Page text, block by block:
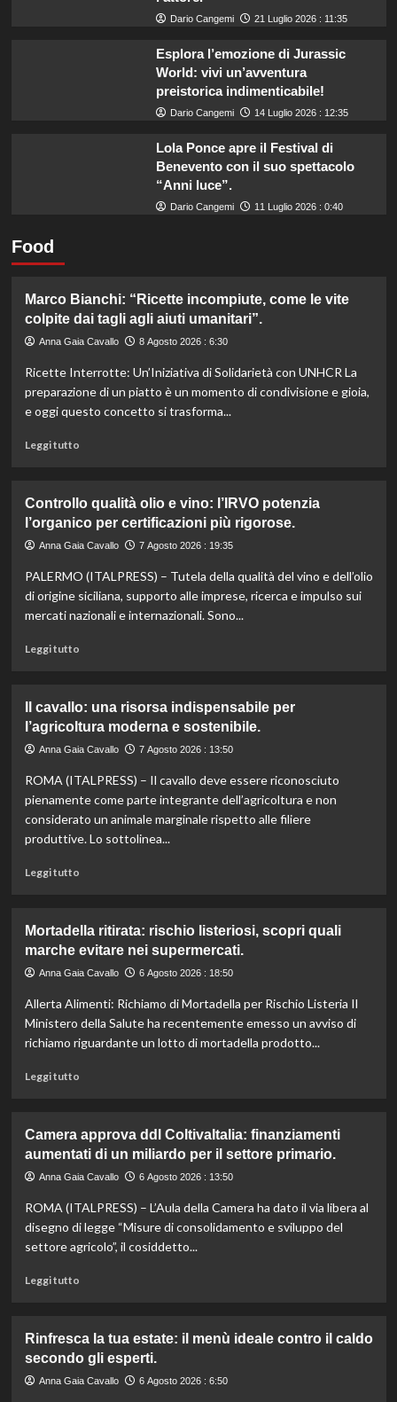
Dario Cangemi 21 Luglio 2026 : 11:35
Esplora l’emozione di Jurassic
World: vivi un’avventura
preistorica indimenticabile!
Dario Cangemi 14 Luglio 2026 : 12:35
Lola Ponce apre il Festival di
Benevento con il suo spettacolo
“Anni luce”.
Dario Cangemi 11 Luglio 2026 : 0:40
Food
Marco Bianchi: “Ricette incompiute, come le vite
colpite dai tagli agli aiuti umanitari”.
Anna Gaia Cavallo 8 Agosto 2026 : 6:30
Ricette Interrotte: Un’Iniziativa di Solidarietà con UNHCR La
preparazione di un piatto è un momento di condivisione e gioia,
e oggi questo concetto si trasforma...
Leggi tuttoLeggi
Marco
Bianchi:
“Ricette
come
le
vite
umanitari”.
Controllo qualità olio e vino: l’IRVO potenzia
l’organico per certificazioni più rigorose.
Anna Gaia Cavallo 7 Agosto 2026 : 19:35
PALERMO (ITALPRESS) – Tutela della qualità del vino e dell’olio
di origine siciliana, supporto alle imprese, ricerca e impulso sui
mercati nazionali e internazionali. Sono...
Leggi tuttoLeggi
Controllo
qualità
olio
vino:
l’IRVO
potenzia
per
Il cavallo: una risorsa indispensabile per
l’agricoltura moderna e sostenibile.
Anna Gaia Cavallo 7 Agosto 2026 : 13:50
ROMA (ITALPRESS) – Il cavallo deve essere riconosciuto
pienamente come parte integrante dell’agricoltura e non
considerato un animale marginale rispetto alle filiere
produttive. Lo sottolinea...
Leggi tuttoLeggi
Il
cavallo:
una
indispensabile
per
l’agricoltura
Mortadella ritirata: rischio listeriosi, scopri quali
marche evitare nei supermercati.
Anna Gaia Cavallo 6 Agosto 2026 : 18:50
Allerta Alimenti: Richiamo di Mortadella per Rischio Listeria Il
Ministero della Salute ha recentemente emesso un avviso di
richiamo riguardante un lotto di mortadella prodotto...
Leggi tuttoLeggi
Mortadella
ritirata:
rischio
scopri
quali
marche
Camera approva ddl ColtivaItalia: finanziamenti
aumentati di un miliardo per il settore primario.
Anna Gaia Cavallo 6 Agosto 2026 : 13:50
ROMA (ITALPRESS) – L’Aula della Camera ha dato il via libera al
disegno di legge “Misure di consolidamento e sviluppo del
settore agricolo”, il cosiddetto...
Leggi tuttoLeggi
Camera
approva
ddl
Rinfresca la tua estate: il menù ideale contro il caldo
secondo gli esperti.
Anna Gaia Cavallo 6 Agosto 2026 : 6:50